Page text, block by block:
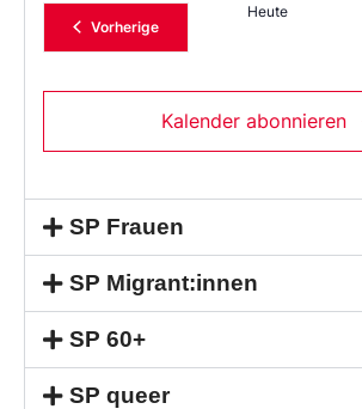
VorherigeVeranstaltungen
Heute
Kalender abonnieren
SP Frauen
SP Migrant:innen
SP 60+
SP queer